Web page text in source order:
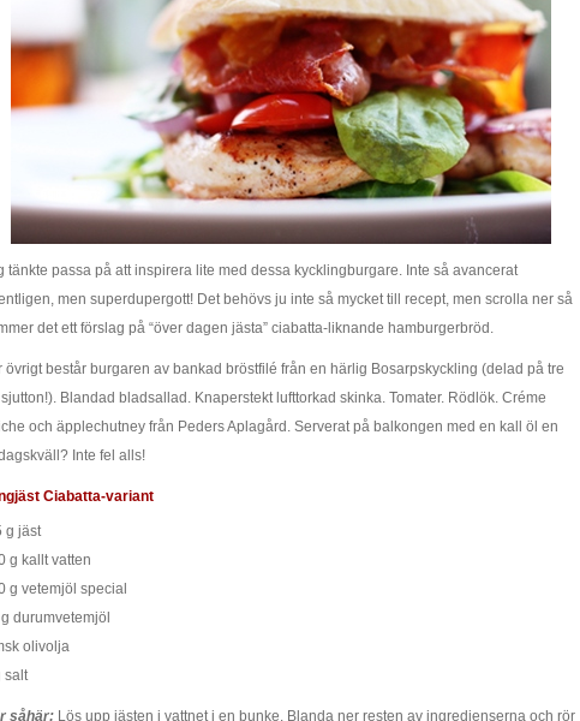
tänkte passa på att inspirera lite med dessa kycklingburgare. Inte så avancerat
men superdupergott! Det behövs ju inte så mycket till recept, men scrolla ner så
det ett förslag på “över dagen jästa” ciabatta-liknande hamburgerbröd.
övrigt består burgaren av bankad bröstfilé från en härlig Bosarpskyckling (delad på tre
Blandad bladsallad. Knaperstekt lufttorkad skinka. Tomater. Rödlök. Créme
och äpplechutney från Peders Aplagård. Serverat på balkongen med en kall öl en
Inte fel alls!
Ciabatta-variant
g jäst
g kallt vatten
g vetemjöl special
durumvetemjöl
olivolja
salt
såhär: Lös upp jästen i vattnet i en bunke. Blanda ner resten av ingredienserna och rör